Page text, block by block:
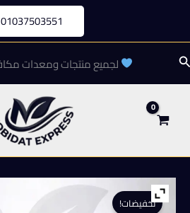
المحتوى
01037503551
البحث لجميع منتجات ومعدات
تخفيضات!